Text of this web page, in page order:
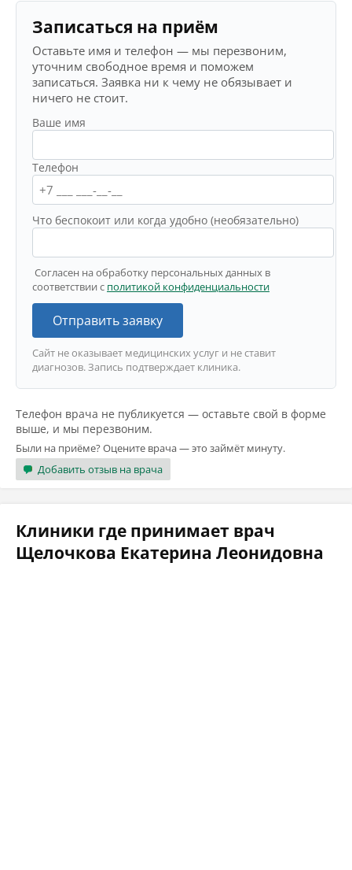
Записаться на приём
Оставьте имя и телефон — мы перезвоним,
уточним свободное время и поможем
записаться. Заявка ни к чему не обязывает и
ничего не стоит.
Ваше имя
Телефон
Что беспокоит или когда удобно (необязательно)
Согласен на обработку персональных данных в
соответствии с политикой конфиденциальности
Отправить заявку
Сайт не оказывает медицинских услуг и не ставит
диагнозов. Запись подтверждает клиника.
Телефон врача не публикуется — оставьте свой в форме
выше, и мы перезвоним.
Были на приёме? Оцените врача — это займёт минуту.
Добавить отзыв на врача
Клиники где принимает врач
Щелочкова Екатерина Леонидовна